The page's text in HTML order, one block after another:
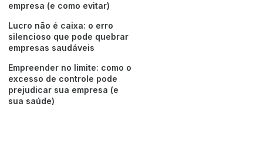
empresa (e como evitar)
Lucro não é caixa: o erro
silencioso que pode quebrar
empresas saudáveis
Empreender no limite: como o
excesso de controle pode
prejudicar sua empresa (e
sua saúde)